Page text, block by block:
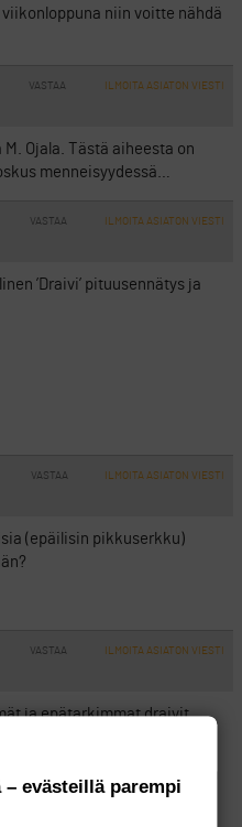
niin voitte nähdä
VASTAA ILMOITA ASIATON VIESTI
Ojala. Tästä aiheesta on
menneisyydessä…
VASTAA ILMOITA ASIATON VIESTI
’Draivi’ pituusennätys ja
VASTAA ILMOITA ASIATON VIESTI
(epäilisin pikkuserkku)
VASTAA ILMOITA ASIATON VIESTI
ja epätarkimmat draivit..
alas heti tule.. (Yyterin 18
hukkaan, varapallo tiiltä
evästeillä parempi